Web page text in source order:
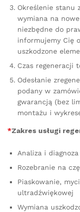
Określenie stanu
wymiana na
niezbędne do
informujemy Cię
uszkodzone
Czas regeneracji
Odesłanie
podany w
gwarancją (bez
montażu i
*Zakres usługi
Analiza i
Rozebranie na
Piaskowanie,
ultradźwiękowej
Wymiana